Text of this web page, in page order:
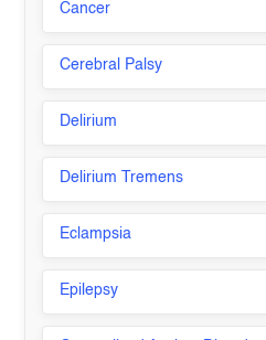
Cancer
Cerebral Palsy
Delirium
Delirium Tremens
Eclampsia
Epilepsy